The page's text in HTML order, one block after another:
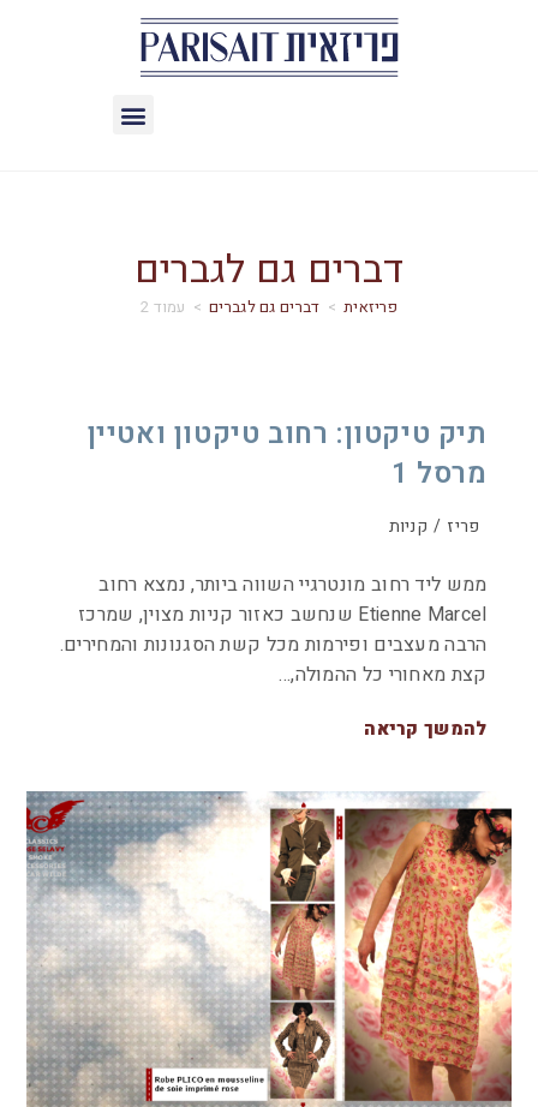
דברים גם לגברים
> דברים גם לגברים > עמוד 2
תיק טיקטון: רחוב טיקטון ואטיין
מרסל 1
פריז / קניות
ממש ליד רחוב מונטרגיי השווה ביותר, נמצא רחוב
Etienne Marcel שנחשב כאזור קניות מצוין, שמרכז
הרבה מעצבים ופירמות מכל קשת הסגנונות והמחירים.
קצת מאחורי כל ההמולה,…
להמשך קריאה